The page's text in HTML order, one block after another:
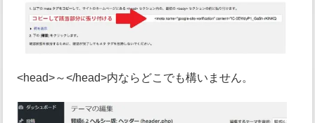
<head>～</head>内ならどこでも構いません。